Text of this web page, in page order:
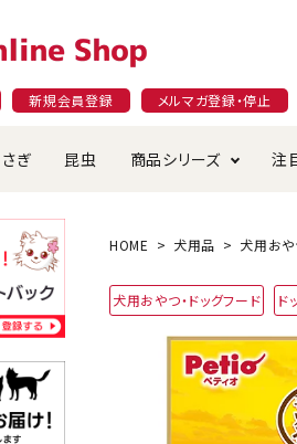
新規会員登録 メルマガ登録・停止
おやつ
ベッド・ハウス・
食器・給水器
しつけ用品
お手入れ・ケア
サークル・ケー
防虫用品
ぎ 昆虫 商品シリーズ
素材そのまま
注
無添加特集
穀物不使用のグレイン
引っ張って遊ぶ
会員特典につい
オンラインショ
HOME 犬用品 犬用おや
犬用おやつ・ドッグフード ド